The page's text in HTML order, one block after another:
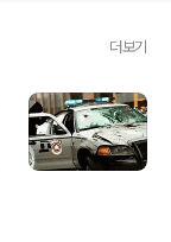
더보기